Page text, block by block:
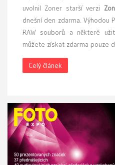
uvolnil Zoner starší verzi
dnešní den zdarma. Výhodou
RAW souborů a některé
můžete získat zdarma pouze
Celý článek